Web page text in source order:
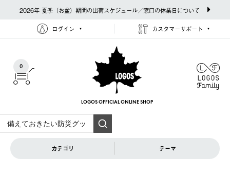
2026年 夏季（お盆）期間の出荷スケジュール／窓口の休業日について
ログイン カスタマーサポート
0
LOGOS OFFICIAL ONLINE SHOP
カテゴリ テーマ